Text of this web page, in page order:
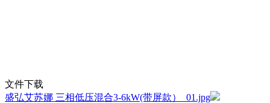
文件下载
盛弘艾苏娜 三相低压混合3-6kW(带屏款）_01.jpg